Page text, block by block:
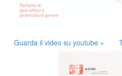
Guarda il video su youtube »